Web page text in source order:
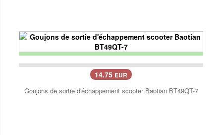
14.75 EUR
Goujons de sortie d'échappement scooter Baotian BT49QT-7